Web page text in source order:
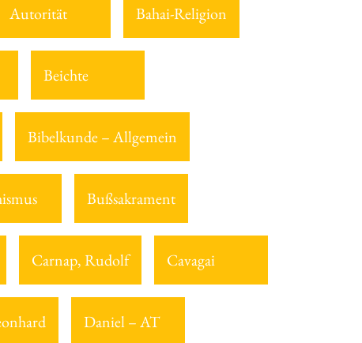
Autorität Bahai-Religion
Beichte
Bibelkunde – Allgemein
Bußsakrament
Carnap, Rudolf Cavagai
Daniel – AT